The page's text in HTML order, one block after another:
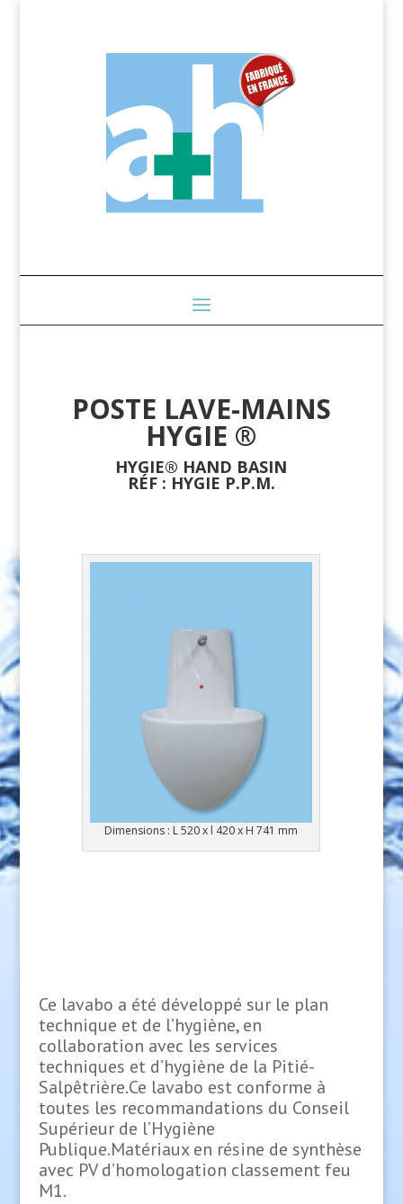
POSTE LAVE-MAINS
HYGIE ®
HYGIE® HAND BASIN
RÉF : HYGIE P.P.M.
Dimensions : L 520 x l 420 x H 741 mm
Ce lavabo a été développé sur le plan
technique et de l’hygiène, en
collaboration avec les services
techniques et d’hygiène de la Pitié-
Salpêtrière.Ce lavabo est conforme à
toutes les recommandations du Conseil
Supérieur de l’Hygiène
Publique.Matériaux en résine de synthèse
avec PV d’homologation classement feu
M1.